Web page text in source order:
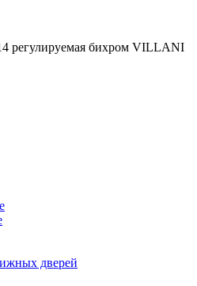
регулируемая бихром VILLANI
дверей